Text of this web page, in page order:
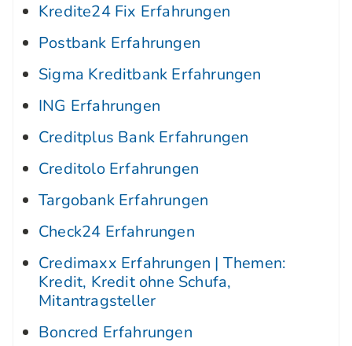
Kredite24 Fix Erfahrungen
Postbank Erfahrungen
Sigma Kreditbank Erfahrungen
ING Erfahrungen
Creditplus Bank Erfahrungen
Creditolo Erfahrungen
Targobank Erfahrungen
Check24 Erfahrungen
Credimaxx Erfahrungen | Themen:
Kredit, Kredit ohne Schufa,
Mitantragsteller
Boncred Erfahrungen